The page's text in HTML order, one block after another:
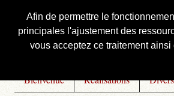
Afin de permettre le
principales l'ajustement des
vous acceptez ce traitement
Courbis, « LE »
Bienvenue Réalisations